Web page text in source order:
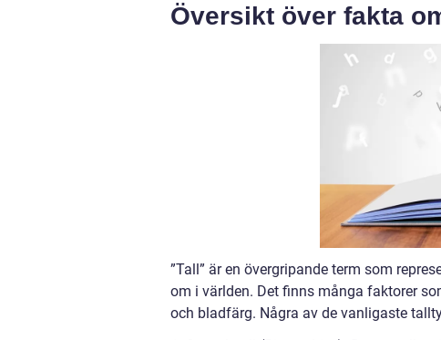
Översikt över fakta
”Tall” är en övergripande term som
om i världen. Det finns många faktorer
och bladfärg. Några av de vanligaste